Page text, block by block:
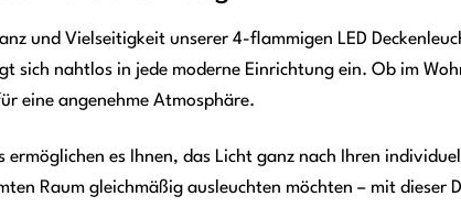
und Vielseitigkeit unserer 4-flammigen LED
sich nahtlos in jede moderne Einrichtung ein. Ob im
eine angenehme Atmosphäre.
ermöglichen es Ihnen, das Licht ganz nach Ihren
Raum gleichmäßig ausleuchten möchten – mit dieser